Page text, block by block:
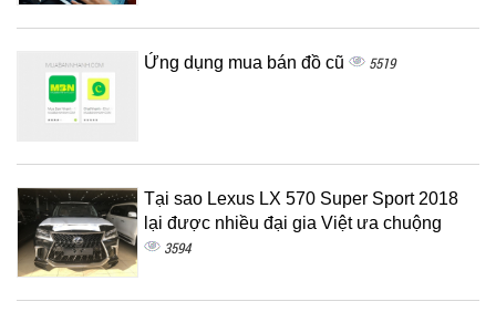
Ứng dụng mua bán đồ cũ 5519
Tại sao Lexus LX 570 Super Sport 2018
lại được nhiều đại gia Việt ưa chuộng
3594